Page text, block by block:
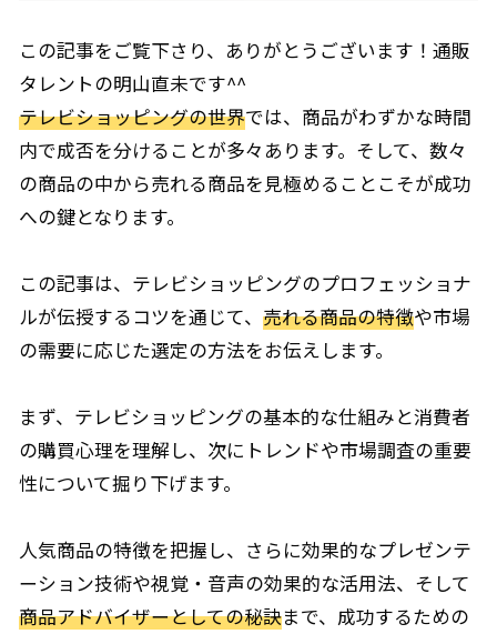
この記事をご覧下さり、ありがとうございます！通販
タレントの明山直未です^^
テレビショッピングの世界では、商品がわずかな時間
内で成否を分けることが多々あります。そして、数々
の商品の中から売れる商品を見極めることこそが成功
への鍵となります。
この記事は、テレビショッピングのプロフェッショナ
ルが伝授するコツを通じて、 売れる商品の特徴や市場
の需要に応じた選定の方法をお伝えします。
まず、テレビショッピングの基本的な仕組みと消費者
の購買心理を理解し、次にトレンドや市場調査の重要
性について掘り下げます。
人気商品の特徴を把握し、さらに効果的なプレゼンテ
ーション技術や視覚・音声の効果的な活用法、そして
商品アドバイザーとしての秘訣まで、成功するための